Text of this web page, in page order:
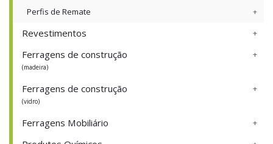
Perfis de Remate
Revestimentos
Ferragens de construção
(madeira)
Ferragens de construção
(vidro)
Ferragens Mobiliário